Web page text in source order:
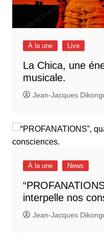
À la une Live
La Chica, une
musicale.
Jean-Jacques
À la une News
interpelle nos
Jean-Jacques